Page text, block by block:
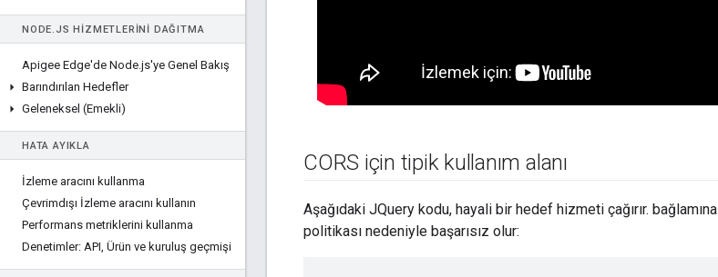
NODE. JS HIZMETLERINI DAĞITMA
Apigee Edge'de Node.js'ye Genel Bakış
Barındırılan Hedefler
Geleneksel (Emekli)
HATA AYIKLA
İzleme aracını kullanma
Çevrimdışı İzleme aracını kullanın
Performans metriklerini kullanma
Denetimler: API, Ürün ve kuruluş geçmişi
CORS için tipik kullanım alanı
Aşağıdaki JQuery kodu, hayali bir hedef hizmeti çağırır.
politikası nedeniyle başarısız olur: